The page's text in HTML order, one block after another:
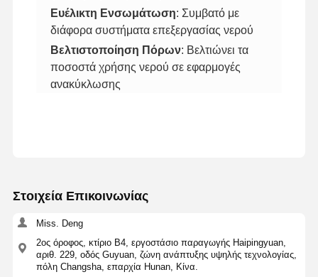
Εργοστάσιο
Έλεγχος
Ποιότητας
Επικοινωνήσ
Τε Μαζί Μας
Ειδήσεις
Προσφορά
Μηχανή νερού Ultrapure
​Ευέλικτη Ενσωμάτωση​​: Συμβατό με
διάφορα συστήματα επεξεργασίας νερού
​Βελτιστοποίηση Πόρων​​: Βελτιώνει τα
ποσοστά χρήσης νερού σε εφαρμογές
ανακύκλωσης
Στοιχεία Επικοινωνίας
Miss. Deng
2ος όροφος, κτίριο Β4, εργοστάσιο παραγωγής Haipingyuan,
αριθ. 229, οδός Guyuan, ζώνη ανάπτυξης υψηλής τεχνολογίας,
πόλη Changsha, επαρχία Hunan, Κίνα.